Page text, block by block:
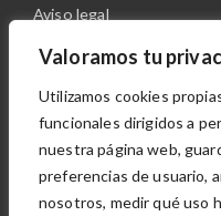
Valoramos tu
Utilizamos cookies
funcionales dirigidos a
nuestra página web,
preferencias de usuario,
nosotros, medir qué uso
Aviso legal
Canal de denuncias
Política de privacidad
OTRAS DIVISIONES